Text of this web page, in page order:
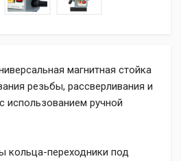
магнитная стойка
резьбы, рассверливания и
использованием ручной
кольца-переходники под